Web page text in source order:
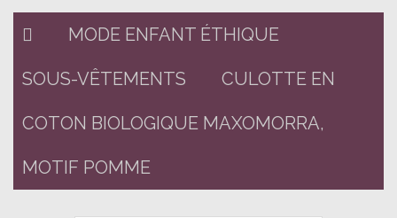
MODE ENFANT ÉTHIQUE
SOUS-VÊTEMENTS CULOTTE EN
COTON BIOLOGIQUE MAXOMORRA,
MOTIF POMME